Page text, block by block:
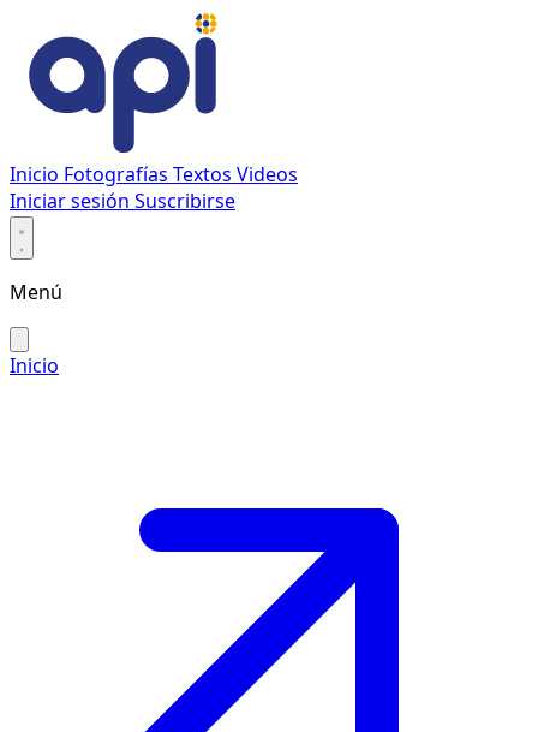
Inicio Fotografías Textos Videos
Iniciar sesión Suscribirse
Menú
Inicio